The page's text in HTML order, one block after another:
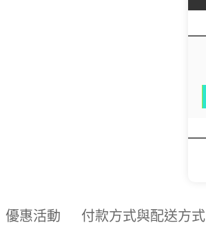
優惠活動 付款方式與配送方式